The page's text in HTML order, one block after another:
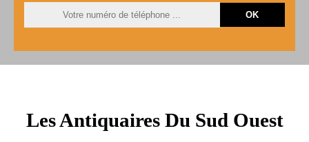
Les Antiquaires Du Sud Ouest